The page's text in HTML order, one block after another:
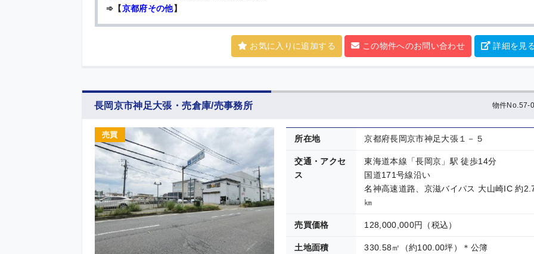
➾【京都府その他】
お気に入りに追加する この物件へのお問い合わせ 詳細を見
長岡京市神足大張・売倉庫/売事務所 物件No.57-
売買 所在地 京都府長岡京市神足大張１－５
交通・アクセ
ス
東海道本線「長岡京」駅 徒歩14分
国道171号線沿い
名神高速道路、京滋バイパス 大山崎IC 約
㎞
売買価格 128,000,000円（税込）
土地面積 330.58㎡（約100.00坪）＊公簿